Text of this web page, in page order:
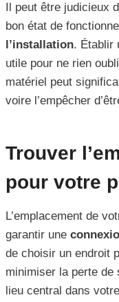
Il peut être judicieux
bon état de
l’installation. Établir
utile pour ne rien
matériel peut
voire l’empêcher
Trouver
pour votre
L’emplacement de
garantir une
de choisir un endroit
minimiser la perte de
lieu central dans